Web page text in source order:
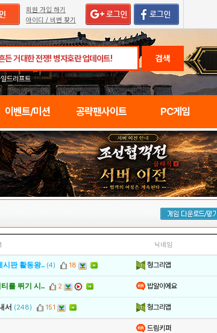
회원 가입 하기
아이디 / 비번 찾기
검색
드리프트
이벤트/미션 공략팬사이트 PC게임
닉네임
시판 활동왕.. (4) 18 헝그리앱
를 뛰기 시.. 2 밥알이에요
서 (248) 151 헝그리앱
드림키퍼